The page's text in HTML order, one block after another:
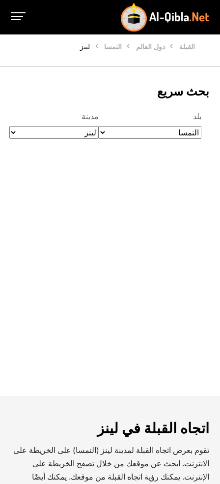
القبلة دول العالم النمسا لينز
بحث سريع
بلد مدينة
اتجاه القبلة في لينز
تقوم بعرض اتجاه القبلة لمدينة لينز (النمسا) على الخريطة على
الانترنت. ابحث عن موقعك من خلال تصفح الخريطة على
الإنترنت. يمكنك رؤية اتجاه القبلة من موقعك. يمكنك أيضًا